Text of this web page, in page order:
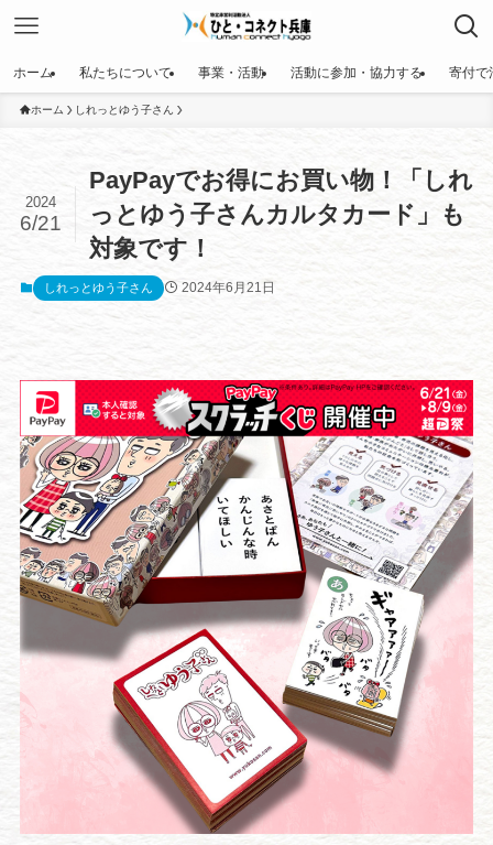
ホーム 私たちについて 事業・活動 活動に参加・協力する 寄付で
ホーム しれっとゆう子さん
PayPayでお得にお買い物！「しれ
っとゆう子さんカルタカード」も
対象です！
2024
6/21
しれっとゆう子さん 2024年6月21日